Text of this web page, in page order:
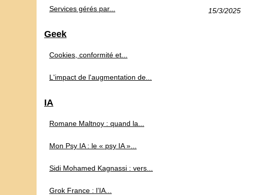
15/3/2025
Services gérés par...
Geek
Cookies, conformité et...
L'impact de l'augmentation de...
IA
Romane Maltnoy : quand la...
Mon Psy IA : le « psy IA »...
Sidi Mohamed Kagnassi : vers...
Grok France : l’IA...